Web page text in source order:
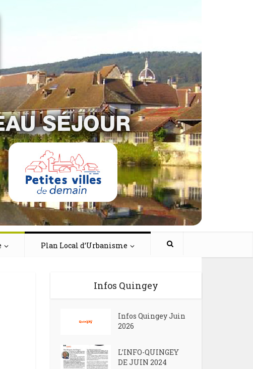
Plan Local d’Urbanisme
Infos Quingey
Infos Quingey Juin
2026
L’INFO-QUINGEY
DE JUIN 2024